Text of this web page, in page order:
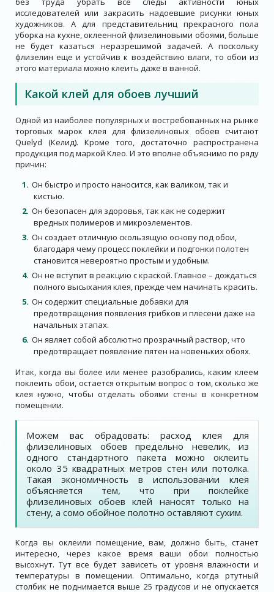
исследователей или закрасить надоевшие рисунки юных
художников. А для представительниц прекрасного пола
уборка на кухне, оклеенной флизелиновыми обоями, больше
не будет казаться неразрешимой задачей. А поскольку
флизелин еще и устойчив к воздействию влаги, то обои из
этого материала можно клеить даже в ванной.
Какой клей для обоев лучший
Одной из наиболее популярных и востребованных на рынке
торговых марок клея для флизелиновых обоев считают
Quelyd (Келид). Кроме того, достаточно распространена
продукция под маркой Клео. И это вполне объяснимо по ряду
причин:
Он быстро и просто наносится, как валиком, так и
кистью.
Он безопасен для здоровья, так как не содержит
вредных полимеров и микроэлементов.
Он создает отличную скользящую основу под обои,
благодаря чему процесс поклейки и подгонки полотен
становится невероятно простым и удобным.
Он не вступит в реакцию с краской. Главное – дождаться
полного высыхания клея, прежде чем начинать красить.
Он содержит специальные добавки для
предотвращения появления грибков и плесени даже на
начальных этапах.
Он являет собой абсолютно прозрачный раствор, что
предотвращает появление пятен на новеньких обоях.
Итак, когда вы более или менее разобрались, каким клеем
поклеить обои, остается открытым вопрос о том, сколько же
клея нужно, чтобы отделать обоями стены в конкретном
помещении.
Можем вас обрадовать: расход клея для
флизелиновых обоев предельно невелик, из
одного стандартного пакета можно оклеить
около 35 квадратных метров стен или потолка.
Такая экономичность в использовании клея
объясняется тем, что при поклейке
флизелиновых обоев клей наносят только на
стену, а сомо обойное полотно оставляют сухим.
Когда вы оклеили помещение, вам, должно быть, станет
интересно, через какое время ваши обои полностью
высохнут. Тут все будет зависеть от уровня влажности и
температуры в помещении. Оптимально, когда ртутный
столбик не поднимается выше 25 градусов и не опускается